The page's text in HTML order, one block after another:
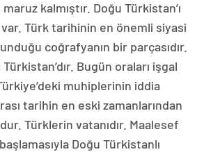
kalmıştır. Doğu Türkistan’ı
Türk tarihinin en önemli siyasi
coğrafyanın bir parçasıdır.
Bugün oraları işgal
muhiplerinin iddia
tarihin en eski zamanlarından
Türklerin vatanıdır. Maalesef
Doğu Türkistanlı